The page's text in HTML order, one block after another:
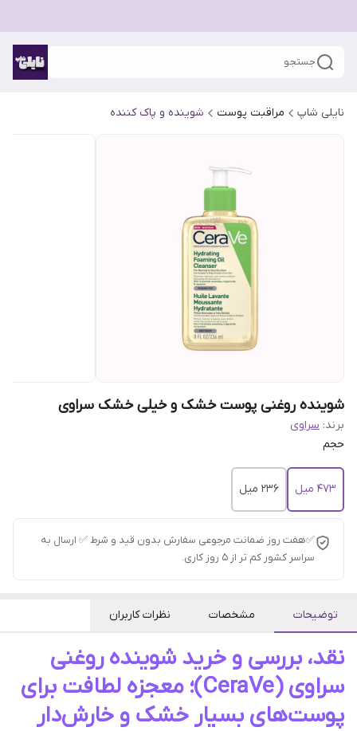
جستجو
نایلی شاپ مراقبت پوست شوینده و پاک کننده
شوینده روغنی پوست خشک و خیلی خشک سراوی
برند: سراوی
حجم
473 میل 236 میل
✅هفت روز ضمانت مرجوعی سفارش بدون قید و شرط ✅ ارسال به
سراسر کشور کم تر از 5 روز کاری.
توضیحات مشخصات نظرات کاربران
نقد، بررسی و خرید شوینده روغنی
سراوی (CeraVe)؛ معجزه لطافت برای
پوست‌های بسیار خشک و خارش‌دار